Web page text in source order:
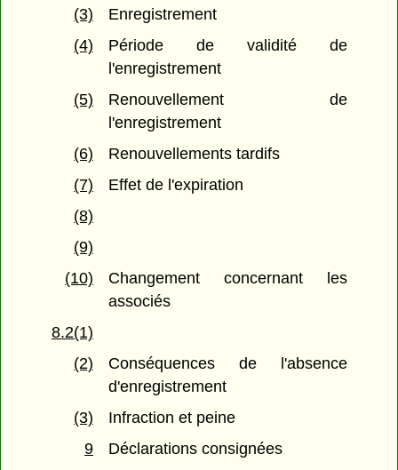
(3)
Enregistrement
(4)
Période de validité de
l'enregistrement
(5)
Renouvellement de
l'enregistrement
(6)
Renouvellements tardifs
(7)
Effet de l'expiration
(8)
(9)
(10)
Changement concernant les
associés
8.2(1)
(2)
Conséquences de l'absence
d'enregistrement
(3)
Infraction et peine
9
Déclarations consignées